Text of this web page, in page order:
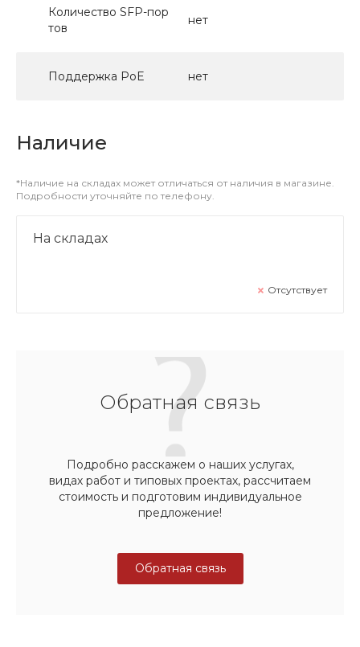
Количество SFP-пор
тов
нет
Поддержка PoE нет
Наличие
*Наличие на складах может отличаться от наличия в магазине.
Подробности уточняйте по телефону.
На складах
Отсутствует
Обратная связь
Подробно расскажем о наших услугах,
видах работ и типовых проектах, рассчитаем
стоимость и подготовим индивидуальное
предложение!
Обратная связь